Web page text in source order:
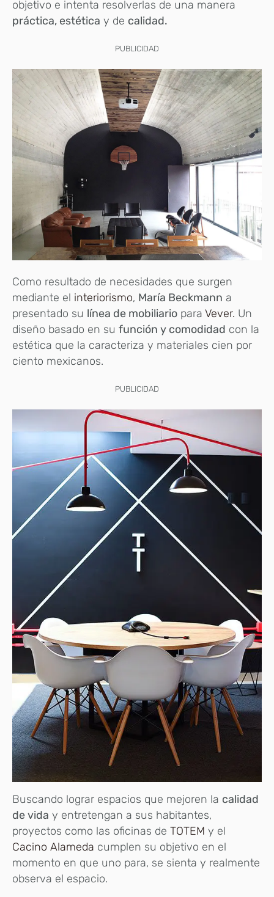
objetivo e intenta resolverlas de una manera
práctica, estética y de calidad.
PUBLICIDAD
Como resultado de necesidades que surgen
mediante el interiorismo, María Beckmann a
presentado su línea de mobiliario para Vever. Un
diseño basado en su función y comodidad con la
estética que la caracteriza y materiales cien por
ciento mexicanos.
PUBLICIDAD
Buscando lograr espacios que mejoren la calidad
de vida y entretengan a sus habitantes,
proyectos como las oficinas de TOTEM y el
Cacino Alameda cumplen su objetivo en el
momento en que uno para, se sienta y realmente
observa el espacio.